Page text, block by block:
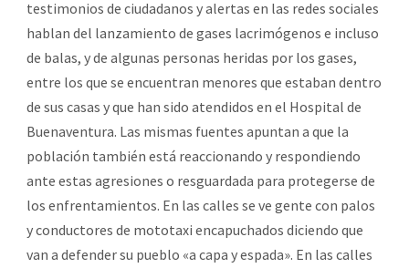
testimonios de ciudadanos y alertas en las redes sociales
hablan del lanzamiento de gases lacrimógenos e incluso
de balas, y de algunas personas heridas por los gases,
entre los que se encuentran menores que estaban dentro
de sus casas y que han sido atendidos en el Hospital de
Buenaventura. Las mismas fuentes apuntan a que la
población también está reaccionando y respondiendo
ante estas agresiones o resguardada para protegerse de
los enfrentamientos. En las calles se ve gente con palos
y conductores de mototaxi encapuchados diciendo que
van a defender su pueblo «a capa y espada». En las calles